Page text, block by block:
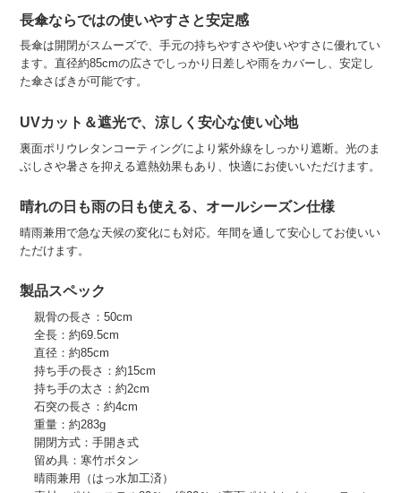
長傘ならではの使いやすさと安定感
長傘は開閉がスムーズで、手元の持ちやすさや使いやすさに優れてい
ます。直径約85cmの広さでしっかり日差しや雨をカバーし、安定し
た傘さばきが可能です。
UVカット＆遮光で、涼しく安心な使い心地
裏面ポリウレタンコーティングにより紫外線をしっかり遮断。光のま
ぶしさや暑さを抑える遮熱効果もあり、快適にお使いいただけます。
晴れの日も雨の日も使える、オールシーズン仕様
晴雨兼用で急な天候の変化にも対応。年間を通して安心してお使いい
ただけます。
製品スペック
親骨の長さ：50cm
全長：約69.5cm
直径：約85cm
持ち手の長さ：約15cm
持ち手の太さ：約2cm
石突の長さ：約4cm
重量：約283g
開閉方式：手開き式
留め具：寒竹ボタン
晴雨兼用（はっ水加工済）